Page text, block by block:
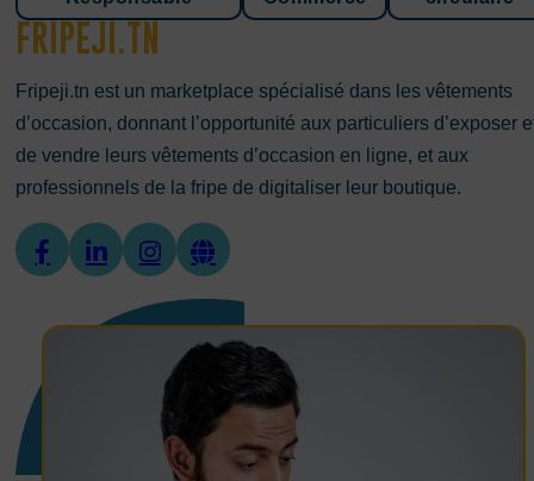
FRIPEJI.TN
Fripeji.tn est un marketplace spécialisé dans les vêtements
d’occasion, donnant l’opportunité aux particuliers d’exposer
de vendre leurs vêtements d’occasion en ligne, et aux
professionnels de la fripe de digitaliser leur boutique.